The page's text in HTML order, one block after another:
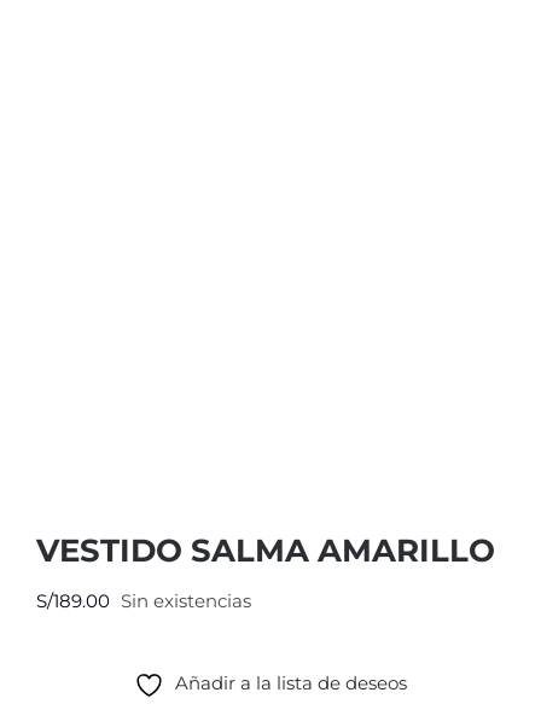
VESTIDO SALMA AMARILLO
S/189.00 Sin existencias
Añadir a la lista de deseos